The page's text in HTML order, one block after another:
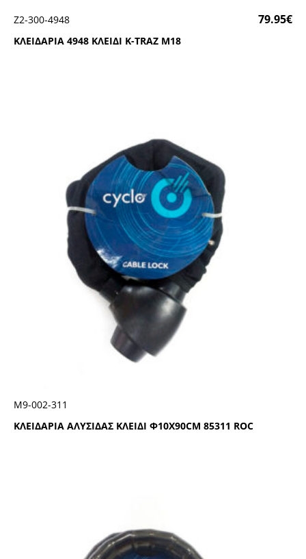
ΚΛΕΙΔΑΡΙΑ 4948 ΚΛΕΙΔΙ Κ-ΤRΑΖ Μ18
Ζ2-300-4948 79.95€
ΚΛΕΙΔΑΡΙΑ ΑΛΥΣΙΔΑΣ ΚΛΕΙΔΙ Φ10Χ90CΜ 85311 RΟC
Μ9-002-311